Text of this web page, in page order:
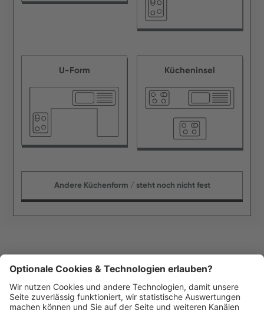
U-Form Kücheninsel
Andere Küchenform / steht noch nicht fest